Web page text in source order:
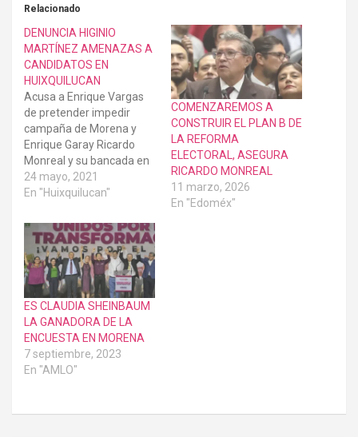
Relacionado
DENUNCIA HIGINIO
MARTÍNEZ AMENAZAS A
CANDIDATOS EN
HUIXQUILUCAN
Acusa a Enrique Vargas
de pretender impedir
campaña de Morena y
Enrique Garay Ricardo
Monreal y su bancada en
el Senado arropan a
Garay y advierten que se
senador de Morena por el
Estado de México, Higinio
Martínez Miranda, reveló
que no solo ha habido
amenazas…
24 mayo, 2021
En "Huixquilucan"
COMENZAREMOS A
CONSTRUIR EL PLAN B DE
LA REFORMA
ELECTORAL, ASEGURA
RICARDO MONREAL
11 marzo, 2026
En "Edoméx"
ES CLAUDIA SHEINBAUM
LA GANADORA DE LA
ENCUESTA EN MORENA
7 septiembre, 2023
En "AMLO"